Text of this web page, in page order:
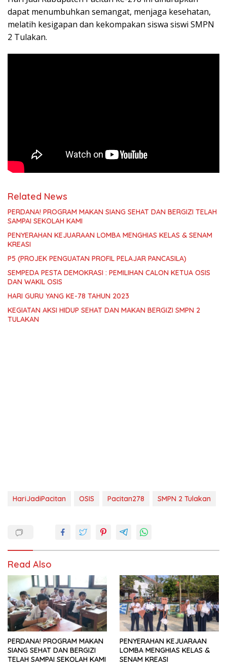
dapat menumbuhkan semangat, menjaga kesehatan,
melatih kesigapan dan kekompakan siswa siswi SMPN
2 Tulakan.
Related News
PERDANA! PROGRAM MAKAN SIANG SEHAT DAN BERGIZI TELAH
SAMPAI SEKOLAH KAMI
PENYERAHAN KEJUARAAN LOMBA MENGHIAS KELAS & SENAM
KREASI
P5 (PROJEK PENGUATAN PROFIL PELAJAR PANCASILA)
SEMPEDA PESTA DEMOKRASI : PEMILIHAN CALON KETUA OSIS
DAN WAKIL OSIS
HARI GURU YANG KE-78 TAHUN 2023
KEGIATAN AKSI HIDUP SEHAT DAN MAKAN BERGIZI SMPN 2
TULAKAN
HariJadiPacitan OSIS Pacitan278 SMPN 2 Tulakan
Read Also
PERDANA! PROGRAM MAKAN
SIANG SEHAT DAN BERGIZI
TELAH SAMPAI SEKOLAH KAMI
PENYERAHAN KEJUARAAN
LOMBA MENGHIAS KELAS &
SENAM KREASI